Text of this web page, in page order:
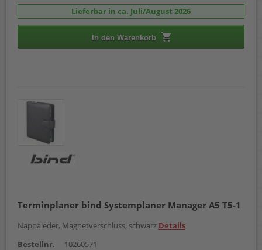
Lieferbar in ca. Juli/August 2026
In den Warenkorb
Terminplaner bind Systemplaner Manager A5 T5-1
Nappaleder, Magnetverschluss, schwarz Details
Bestellnr.
10260571